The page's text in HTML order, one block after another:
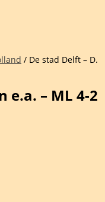
/ De stad Delft – D.
e.a. – ML 4-2